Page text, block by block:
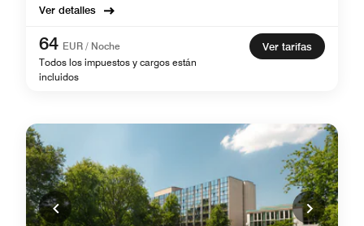
Ver detalles
64 EUR / Noche
Todos los impuestos y cargos están
incluidos
Ver tarifas